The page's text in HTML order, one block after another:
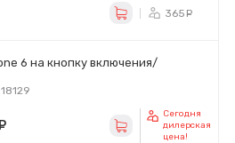
365
6 на кнопку включения/
Сегодня
дилерская
цена!